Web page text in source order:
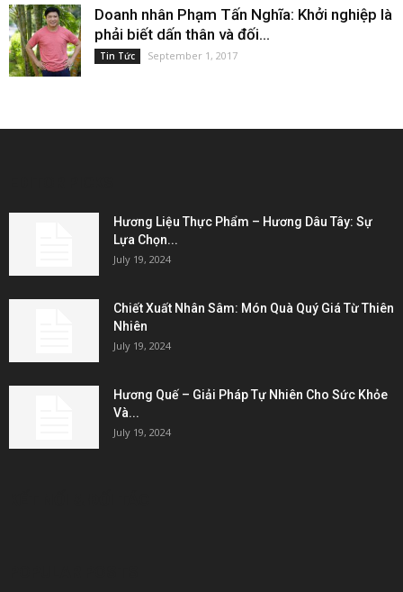
Doanh nhân Phạm Tấn Nghĩa: Khởi nghiệp là
phải biết dấn thân và đối...
Tin Tức September 1, 2017
Hương Liệu Thực Phẩm – Hương Dâu Tây: Sự
Lựa Chọn...
July 19, 2024
Chiết Xuất Nhân Sâm: Món Quà Quý Giá Từ Thiên
Nhiên
July 19, 2024
Hương Quế – Giải Pháp Tự Nhiên Cho Sức Khỏe
Và...
July 19, 2024